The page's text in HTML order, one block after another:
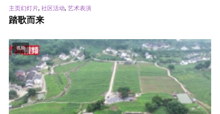
主页幻灯片, 社区活动, 艺术表演
踏歌而来
视频